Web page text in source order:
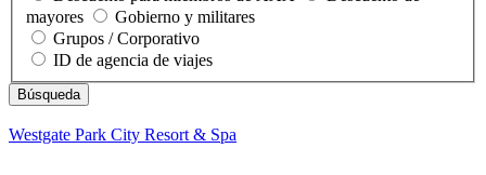
mayores
Gobierno y militares
Grupos / Corporativo
ID de agencia de viajes
Westgate Park City Resort & Spa